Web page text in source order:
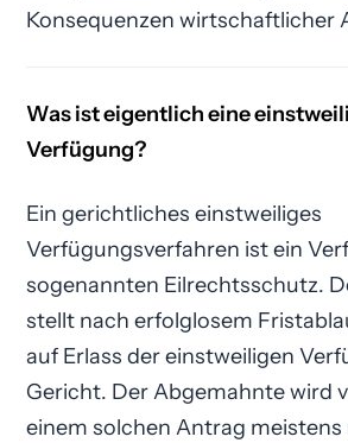
Konsequenzen wirtschaftlicher
Was ist eigentlich eine
Verfügung?
Ein gerichtliches einstweiliges
Verfügungsverfahren ist ein
sogenannten Eilrechtsschutz.
stellt nach erfolglosem
auf Erlass der einstweiligen
Gericht. Der Abgemahnte wird
einem solchen Antrag